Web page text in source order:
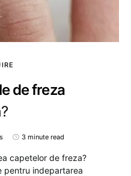
de freza
3 minute read
capetelor de freza?
pentru indepartarea